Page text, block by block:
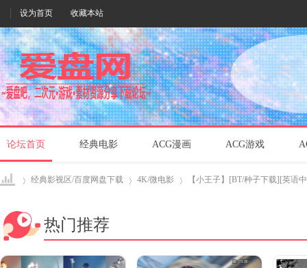
设为首页 收藏本站
论坛首页 经典电影 ACG漫画 ACG游戏
爱盘›
经典影视区/百度网盘下载
›
4K/微电影
›
【小王子】[BT/种子下载][英语
热门推荐